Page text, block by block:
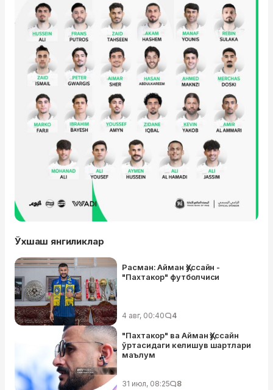
Ўхшаш янгиликлар
Расман: Айман Ҳуссайн -
"Пахтакор" футболчиси
4 авг, 00:40 4
"Пахтакор" ва Айман Ҳуссайн
ўртасидаги келишув шартлари
маълум
31 июл, 08:25 8